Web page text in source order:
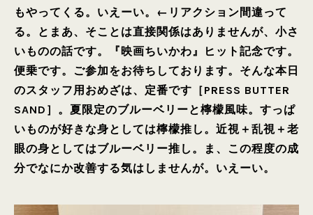
もやってくる。いえーい。←リアクション間違って
る。とまあ、そことは直接関係はありませんが、小さ
いものの話です。『映画ちいかわ』ヒット記念です。
便乗です。ご参加をお待ちしております。そんな本日
のスタッフ用おめざは、定番です［PRESS BUTTER
SAND］。夏限定のブルーベリーと檸檬風味。すっぱ
いものが好きな身としては檸檬推し。近視＋乱視＋老
眼の身としてはブルーベリー推し。ま、この程度の成
分でなにか改善する気はしませんが。いえーい。